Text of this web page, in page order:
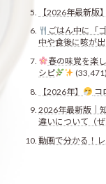
【2026年最新版
ごはん中に「
中や食後に咳が
春の味覚を楽
シピ
(33,471)
【2026年】
コ
2026年最新版｜
違いについて（ぜ
動画で分かる！